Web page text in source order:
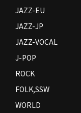
JAZZ-EU
JAZZ-JP
JAZZ-VOCAL
J-POP
ROCK
FOLK,SSW
WORLD